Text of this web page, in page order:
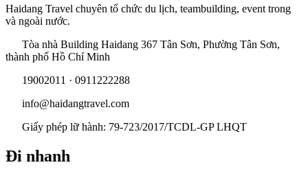
Haidang Travel chuyên tổ chức du lịch, teambuilding, event trong
và ngoài nước.
Tòa nhà Building Haidang 367 Tân Sơn, Phường Tân Sơn,
thành phố Hồ Chí Minh
19002011 · 0911222288
info@haidangtravel.com
Giấy phép lữ hành: 79-723/2017/TCDL-GP LHQT
Đi nhanh